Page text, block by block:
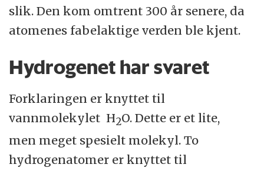
slik. Den kom omtrent 300 år senere, da
atomenes fabelaktige verden ble kjent.
Hydrogenet har svaret
Forklaringen er knyttet til
vannmolekylet H2O. Dette er et lite,
men meget spesielt molekyl. To
hydrogenatomer er knyttet til